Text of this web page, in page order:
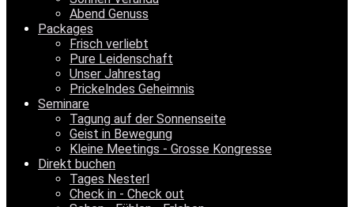
Abend Genuss
Packages
Frisch verliebt
Pure Leidenschaft
Unser Jahrestag
Prickelndes Geheimnis
Seminare
Tagung auf der Sonnenseite
Geist in Bewegung
Kleine Meetings - Grosse Kongresse
Direkt buchen
Tages Nesterl
Check in - Check out